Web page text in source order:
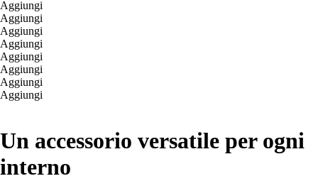
Aggiungi
Aggiungi
Aggiungi
Aggiungi
Aggiungi
Aggiungi
Aggiungi
Aggiungi
Un accessorio versatile per ogni
interno